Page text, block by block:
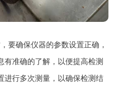
要确保仪器的参数设置正确，
有准确的了解，以便提高检测
进行多次测量，以确保检测结